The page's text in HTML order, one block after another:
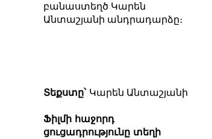
բանաստեղծ Կարեն
Անտաշյանի անդրադարձը։
Տեքստը՝ Կարեն Անտաշյանի
Ֆիլմի հաջորդ
ցուցադրությունը տեղի